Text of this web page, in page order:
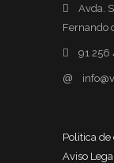
Avda.
Fernando
91 256
@
Politica de
Aviso